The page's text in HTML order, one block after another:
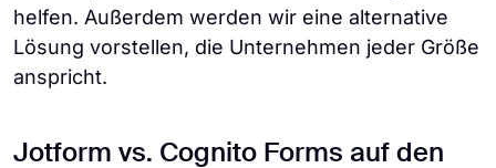
helfen. Außerdem werden wir eine alternative
Lösung vorstellen, die Unternehmen jeder Größe
anspricht.
Jotform vs. Cognito Forms auf den